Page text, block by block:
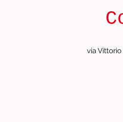
via Vittorio